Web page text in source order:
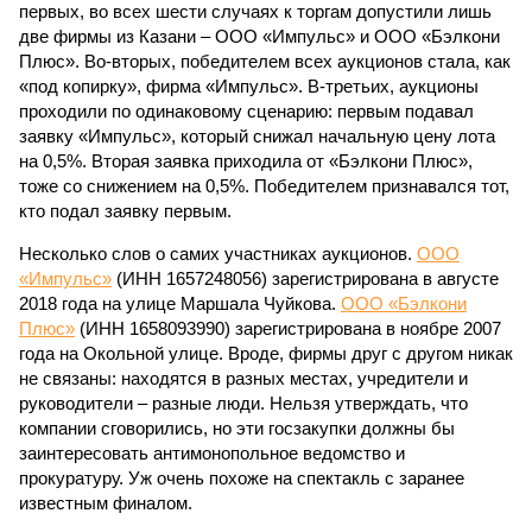
первых, во всех шести случаях к торгам допустили лишь
две фирмы из Казани – ООО «Импульс» и ООО «Бэлкони
Плюс». Во-вторых, победителем всех аукционов стала, как
«под копирку», фирма «Импульс». В-третьих, аукционы
проходили по одинаковому сценарию: первым подавал
заявку «Импульс», который снижал начальную цену лота
на 0,5%. Вторая заявка приходила от «Бэлкони Плюс»,
тоже со снижением на 0,5%. Победителем признавался тот,
кто подал заявку первым.
Несколько слов о самих участниках аукционов. ООО
«Импульс» (ИНН 1657248056) зарегистрирована в августе
2018 года на улице Маршала Чуйкова. ООО «Бэлкони
Плюс» (ИНН 1658093990) зарегистрирована в ноябре 2007
года на Окольной улице. Вроде, фирмы друг с другом никак
не связаны: находятся в разных местах, учредители и
руководители – разные люди. Нельзя утверждать, что
компании сговорились, но эти госзакупки должны бы
заинтересовать антимонопольное ведомство и
прокуратуру. Уж очень похоже на спектакль с заранее
известным финалом.